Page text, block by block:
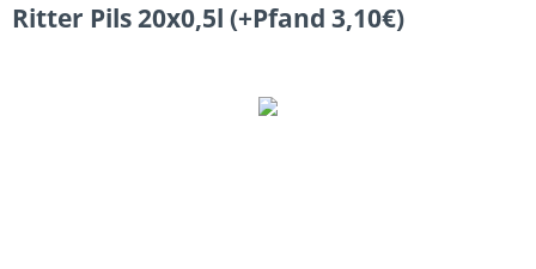
Ritter Pils 20x0,5l (+Pfand 3,10€)